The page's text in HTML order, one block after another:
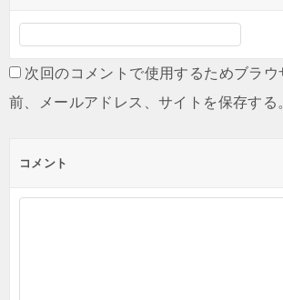
次回のコメントで使用するためブラウ
前、メールアドレス、サイトを保存する
コメント